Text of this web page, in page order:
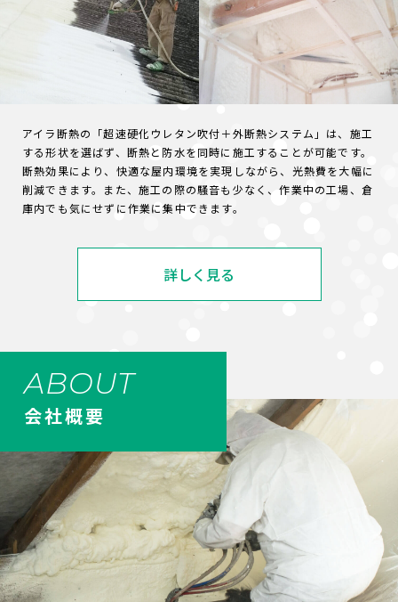
アイラ断熱の「超速硬化ウレタン吹付＋外断熱システム」は、施工
する形状を選ばず、断熱と防水を同時に施工することが可能です。
断熱効果により、快適な屋内環境を実現しながら、光熱費を大幅に
削減できます。また、施工の際の騒音も少なく、作業中の工場、倉
庫内でも気にせずに作業に集中できます。
詳しく見る
ABOUT
会社概要